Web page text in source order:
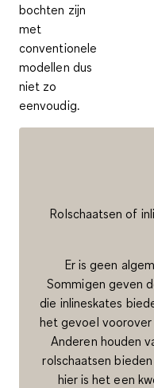
bochten zijn
met
conventionele
modellen dus
niet zo
eenvoudig.
Rolschaatsen of
Er is geen
Sommigen geven
die inlineskates
het gevoel
Anderen houden
rolschaatsen
hier is het een